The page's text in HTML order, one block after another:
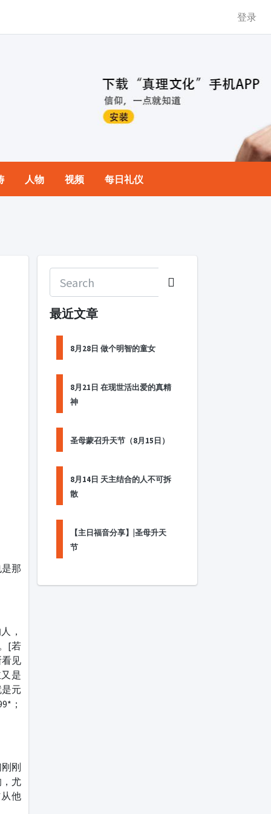
登录
人物 视频 每日礼仪
那
，
[若
见
是
元
；
刚
尤
他
最近文章
8月28日 做个明智的童女
8月21日 在现世活出爱的真精
神
圣母蒙召升天节（8月15日）
8月14日 天主结合的人不可拆
散
【主日福音分享】|圣母升天
节